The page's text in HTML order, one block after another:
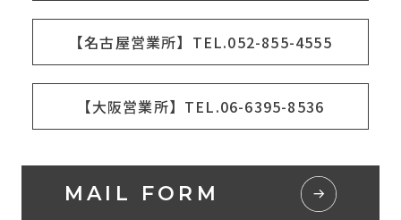
【名古屋営業所】TEL.052-855-4555
【大阪営業所】TEL.06-6395-8536
MAIL FORM